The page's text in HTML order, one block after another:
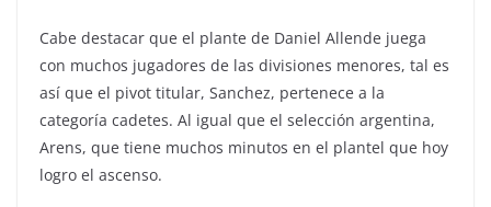
Cabe destacar que el plante de Daniel Allende juega
con muchos jugadores de las divisiones menores, tal es
así que el pivot titular, Sanchez, pertenece a la
categoría cadetes. Al igual que el selección argentina,
Arens, que tiene muchos minutos en el plantel que hoy
logro el ascenso.